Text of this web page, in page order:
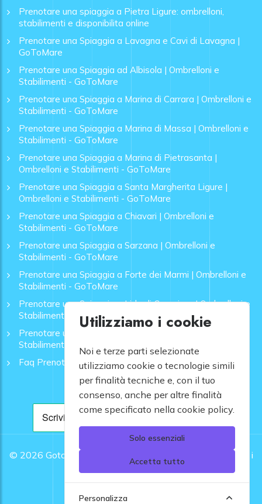
Prenotare una spiaggia a Pietra Ligure: ombrelloni,
stabilimenti e disponibilita online
Prenotare una Spiaggia a Lavagna e Cavi di Lavagna |
GoToMare
Prenotare una Spiaggia ad Albisola | Ombrelloni e
Stabilimenti - GoToMare
Prenotare una Spiaggia a Marina di Carrara | Ombrelloni e
Stabilimenti - GoToMare
Prenotare una Spiaggia a Marina di Massa | Ombrelloni e
Stabilimenti - GoToMare
Prenotare una Spiaggia a Marina di Pietrasanta |
Ombrelloni e Stabilimenti - GoToMare
Prenotare una Spiaggia a Santa Margherita Ligure |
Ombrelloni e Stabilimenti - GoToMare
Prenotare una Spiaggia a Chiavari | Ombrelloni e
Stabilimenti - GoToMare
Prenotare una Spiaggia a Sarzana | Ombrelloni e
Stabilimenti - GoToMare
Prenotare una Spiaggia a Forte dei Marmi | Ombrelloni e
Stabilimenti - GoToMare
Prenotare una Spiaggia a Lido di Camaiore | Ombrelloni e
Stabilimenti - GoToMare
Prenotare una Spiaggia a Rapallo | Ombrelloni e
Stabilimenti - GoToMare
Faq Prenotazione Spiagge
© 2026 Gotomare srl - Partita IVA 12948810960 .
Tutti i
diritti riservati.
Utilizziamo i cookie
Noi e terze parti selezionate
utilizziamo cookie o tecnologie simili
per finalità tecniche e, con il tuo
consenso, anche per altre finalità
come specificato nella cookie policy.
Solo essenziali
Accetta tutto
Personalizza